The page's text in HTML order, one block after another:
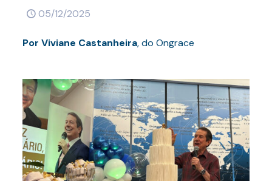
05/12/2025
Por Viviane Castanheira, do Ongrace